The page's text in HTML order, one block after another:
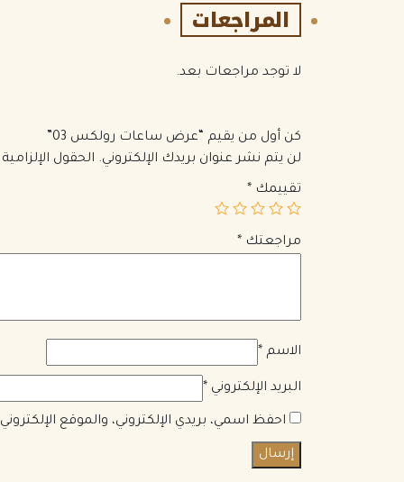
المراجعات
لا توجد مراجعات بعد.
كن أول من يقيم “عرض ساعات رولكس 03”
لن يتم نشر عنوان بريدك الإلكتروني. الحقول
تقييمك *
مراجعتك *
الاسم *
البريد الإلكتروني *
احفظ اسمي، بريدي الإلكتروني، والموقع